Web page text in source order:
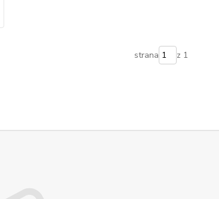
strana z 1